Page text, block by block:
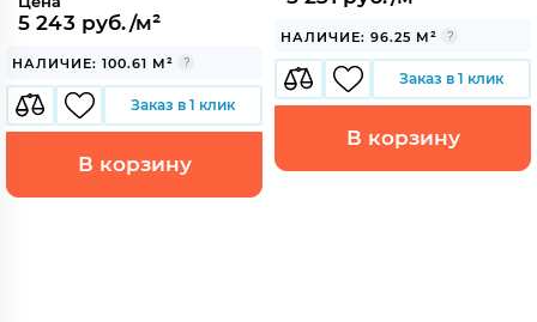
5 243 руб./м²
НАЛИЧИЕ: 100.61 М²
Заказ в 1 клик
В корзину
НАЛИЧИЕ: 96.25 М²
Заказ в 1 клик
В корзину